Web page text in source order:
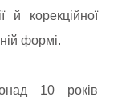
й корекційної
формі.
10 років